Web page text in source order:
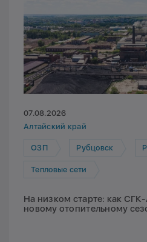
07.08.2026
Алтайский край
ОЗП Рубцовск
Тепловые сети
На низком старте: как СГК-
новому отопительному